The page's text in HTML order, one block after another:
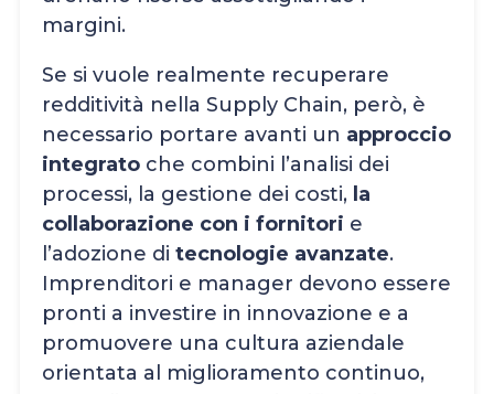
margini.
Se si vuole realmente recuperare
redditività nella Supply Chain, però, è
necessario portare avanti un approccio
integrato che combini l’analisi dei
processi, la gestione dei costi, la
collaborazione con i fornitori e
l’adozione ditecnologie avanzate.
Imprenditori e manager devono essere
pronti a investire in innovazione e a
promuovere una cultura aziendale
orientata al miglioramento continuo,